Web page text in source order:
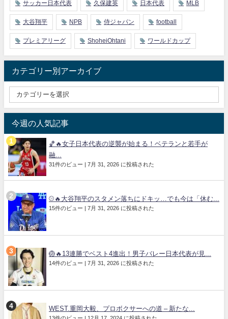
サッカー日本代表 久保建英 日本代表 MLB
大谷翔平 NPB 侍ジャパン football
プレミアリーグ ShoheiOhtani ワールドカップ
カテゴリー別アーカイブ
今週の人気記事
🏀🔥女子日本代表の逆襲が始まる！ベテランと若手が
融...
31件のビュー 7月 31, 2026 に投稿された
⚾🔥大谷翔平のスタメン落ちにドキッ…でも今は「休む...
15件のビュー 7月 31, 2026 に投稿された
🏐🔥13連勝でベスト4進出！男子バレー日本代表が見...
14件のビュー 7月 31, 2026 に投稿された
WEST.重岡大毅、プロボクサーへの道 – 新たな...